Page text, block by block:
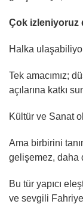
Çok izleniyoruz
Halka
Tek amacımız;
açılarına katkı
Kültür ve Sanat
Ama birbirini
gelişemez, daha
Bu tür yapıcı
ve sevgili Fahriye